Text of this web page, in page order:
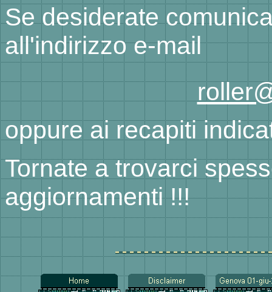
Se desiderate
all'indirizzo e-mail
oppure ai recapiti
Tornate a trovarci
aggiornamenti !!!